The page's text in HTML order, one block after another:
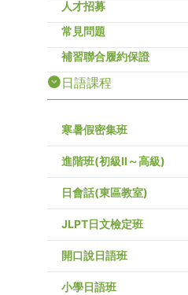
人才招募
常見問題
補習聯合履約保證
日語課程
寒暑假密集班
進階班(初級Ⅱ～高級)
日會話(東區教室)
JLPT日文檢定班
開口說日語班
小學日語班